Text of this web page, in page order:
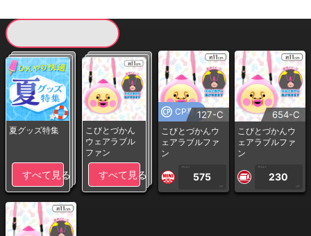
夏グッズ特集
すべて見る
こびとづかん
ウェアラブル
ファン
すべて見る
CP専用127-C
こびとづかんウ
ェアラブルファ
ン
1PLAY
575
CP
654-C
こびとづかんウ
ェアラブルファ
ン
1PLAY
230
CP